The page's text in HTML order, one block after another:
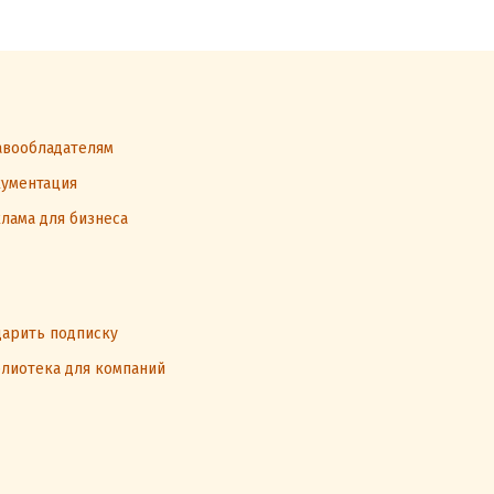
для бизнеса
подписку
для компаний